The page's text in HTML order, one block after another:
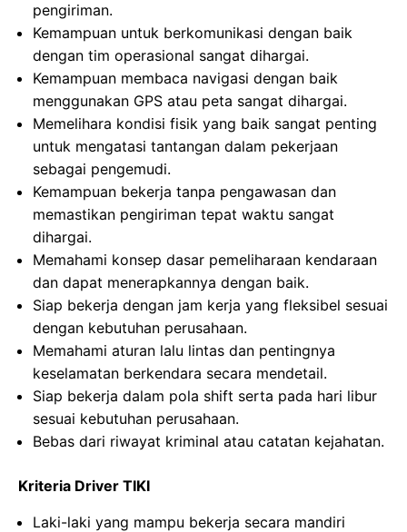
pengiriman.
Kemampuan untuk berkomunikasi dengan baik
dengan tim operasional sangat dihargai.
Kemampuan membaca navigasi dengan baik
menggunakan GPS atau peta sangat dihargai.
Memelihara kondisi fisik yang baik sangat penting
untuk mengatasi tantangan dalam pekerjaan
sebagai pengemudi.
Kemampuan bekerja tanpa pengawasan dan
memastikan pengiriman tepat waktu sangat
dihargai.
Memahami konsep dasar pemeliharaan kendaraan
dan dapat menerapkannya dengan baik.
Siap bekerja dengan jam kerja yang fleksibel sesuai
dengan kebutuhan perusahaan.
Memahami aturan lalu lintas dan pentingnya
keselamatan berkendara secara mendetail.
Siap bekerja dalam pola shift serta pada hari libur
sesuai kebutuhan perusahaan.
Bebas dari riwayat kriminal atau catatan kejahatan.
Kriteria Driver TIKI
Laki-laki yang mampu bekerja secara mandiri